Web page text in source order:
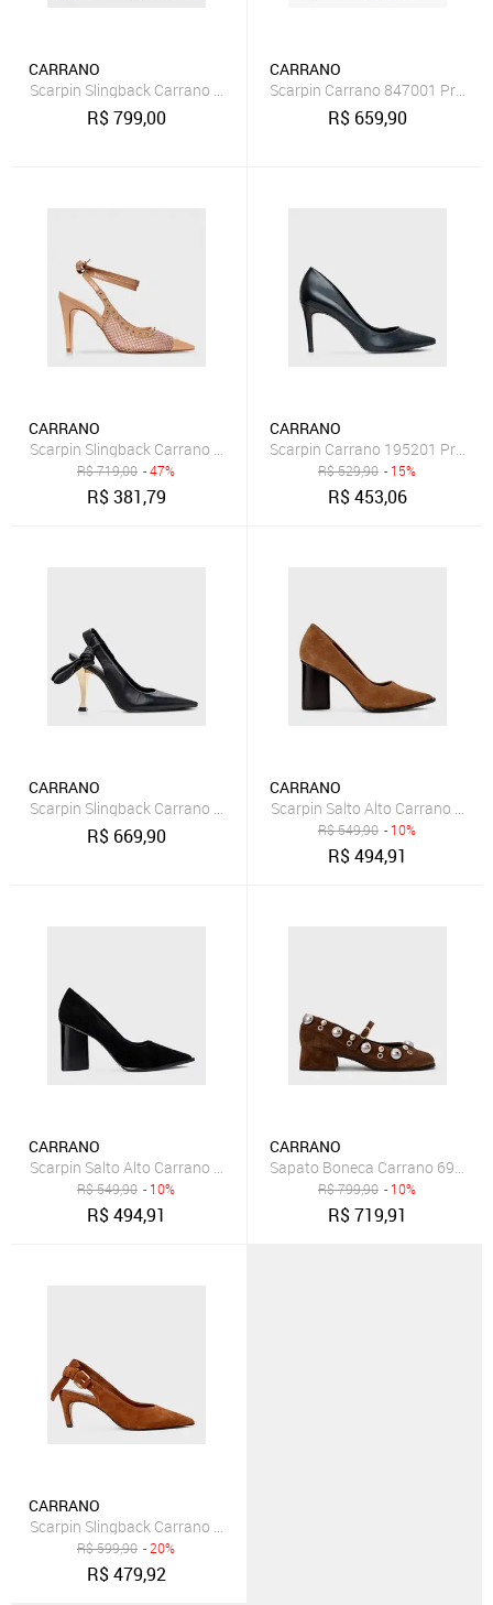
CARRANO
Scarpin Slingback Carrano 417019 Preto
R$799,00
CARRANO
Scarpin Carrano 847001 Preto
R$ 659,90
CARRANO
Scarpin Slingback Carrano 754023 Bege
R$719,00 - 47%
R$381,79
CARRANO
Scarpin Carrano 195201 Preto
R$529,90 - 15%
R$453,06
CARRANO
Scarpin Slingback Carrano 873001 Preto
R$ 669,90
CARRANO
R$549,90 - 10%
R$494,91
CARRANO
Scarpin Salto Alto Carrano 978001 Preto
R$549,90 - 10%
R$494,91
CARRANO
R$799,90 - 10%
R$719,91
CARRANO
R$599,90 - 20%
R$479,92